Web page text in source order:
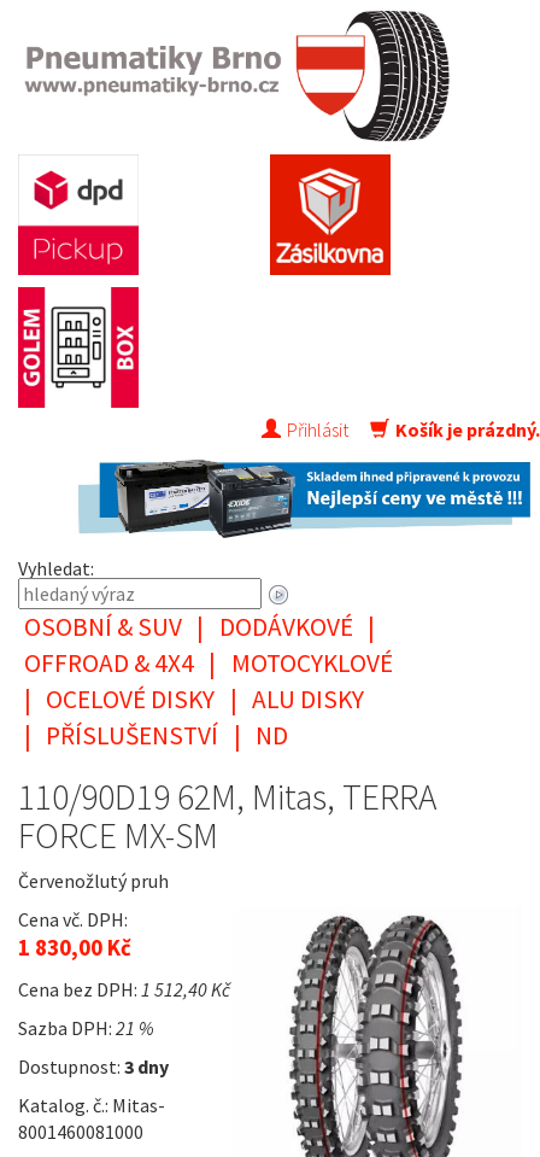
Přihlásit Košík je prázdný.
Vyhledat:
OSOBNÍ & SUV | DODÁVKOVÉ |
OFFROAD & 4X4 |
MOTOCYKLOVÉ
| OCELOVÉ DISKY | ALU DISKY
| PŘÍSLUŠENSTVÍ | ND
110/90D19 62M, Mitas, TERRA
FORCE MX-SM
Červenožlutý pruh
Cena vč. DPH:
1 830,00 Kč
Cena bez DPH: 1 512,40 Kč
Sazba DPH: 21 %
Dostupnost: 3 dny
Katalog. č.: Mitas-
8001460081000